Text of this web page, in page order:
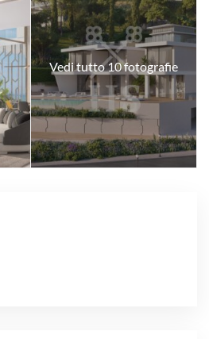
Vedi tutto 10 fotografie